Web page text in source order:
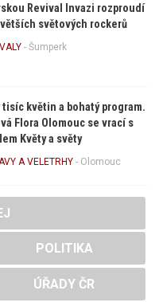
Revival Invazi rozproudí
světových rockerů
- Šumperk
tisíc květin a bohatý program.
Flora Olomouc se vrací s
Květy a světy
A VELETRHY- Olomouc
POLITIKA
ÚŘADY ČR